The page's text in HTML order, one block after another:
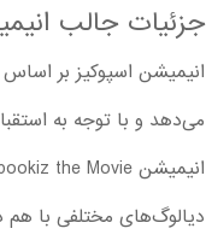
جزئیات جالب
انیمیشن اسپوکیز بر اساس
می‌دهد و با توجه به استقبال
دیالوگ‌های مختلفی با هم